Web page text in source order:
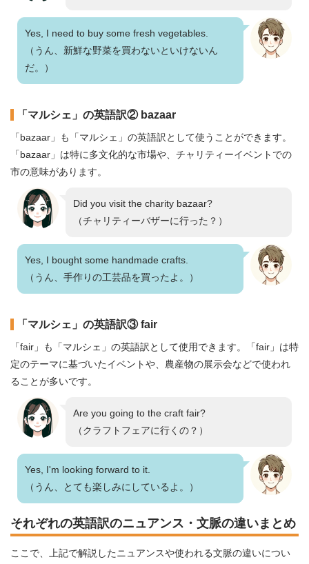
Yes, I need to buy some fresh vegetables.
（うん、新鮮な野菜を買わないといけないん
だ。）
「マルシェ」の英語訳② bazaar
「bazaar」も「マルシェ」の英語訳として使うことができます。
「bazaar」は特に多文化的な市場や、チャリティーイベントでの
市の意味があります。
Did you visit the charity bazaar?
（チャリティーバザーに行った？）
Yes, I bought some handmade crafts.
（うん、手作りの工芸品を買ったよ。）
「マルシェ」の英語訳③ fair
「fair」も「マルシェ」の英語訳として使用できます。「fair」は特
定のテーマに基づいたイベントや、農産物の展示会などで使われ
ることが多いです。
Are you going to the craft fair?
（クラフトフェアに行くの？）
Yes, I'm looking forward to it.
（うん、とても楽しみにしているよ。）
それぞれの英語訳のニュアンス・文脈の違いまとめ
ここで、上記で解説したニュアンスや使われる文脈の違いについ